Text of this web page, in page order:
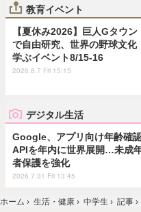
教育イベント
【夏休み2026】巨人Gタウン
で自由研究、世界の野球文化
学ぶイベント8/15-16
2026.8.7 Fri 15:15
デジタル生活
Google、アプリ向け年齢確
APIを年内に世界展開…未成
者保護を強化
2026.7.31 Fri 13:45
ホーム › 生活・健康 › 中学生 › 記事 ›